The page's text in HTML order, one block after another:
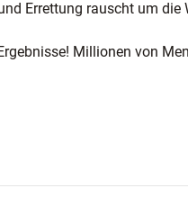
Errettung rauscht um die
Millionen von